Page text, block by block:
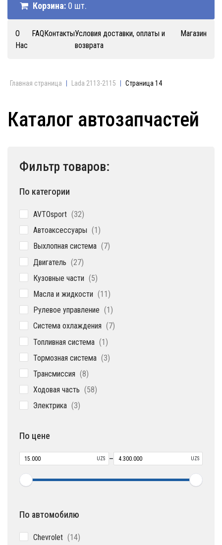
Корзина: 0 шт.
О
Нас
FAQКонтактыУсловия доставки, оплаты и
возврата
Магазин
Главная страница Lada 2113-2115 Страница 14
Каталог автозапчастей
Фильтр товаров:
По категории
AVTOsport 3232
Автоаксессуары 1 1
Выхлопная система 77
Двигатель 2727
Кузовные части 55
Масла и жидкости 1111
Рулевое управление 11
Система охлаждения 77
Топливная система 11
Тормозная система 33
Трансмиссия 88
Ходовая часть 5858
Электрика 33
По цене
UZS – UZS
По автомобилю
Chevrolet 1414